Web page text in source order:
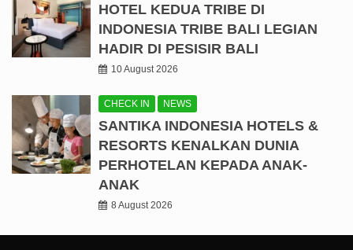
HOTEL KEDUA TRIBE DI
INDONESIA TRIBE BALI LEGIAN
HADIR DI PESISIR BALI
10 August 2026
CHECK IN NEWS
SANTIKA INDONESIA HOTELS &
RESORTS KENALKAN DUNIA
PERHOTELAN KEPADA ANAK-
ANAK
8 August 2026